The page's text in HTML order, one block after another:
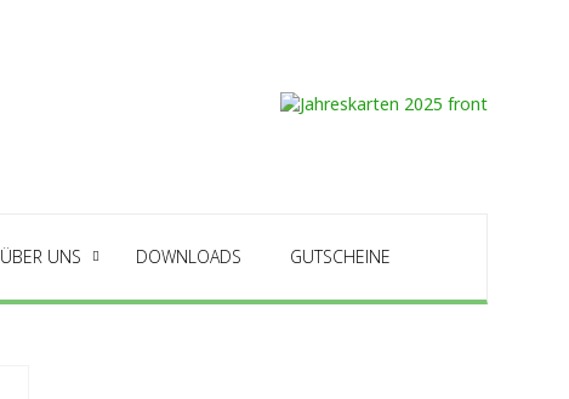
ÜBER UNS DOWNLOADS GUTSCHEINE